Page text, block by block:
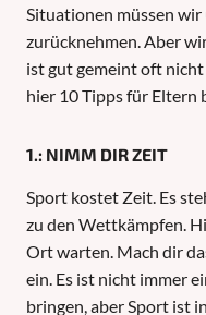
Situationen müssen wir
zurücknehmen. Aber
ist gut gemeint oft
hier 10 Tipps für Eltern
1.: NIMM DIR ZEIT
Sport kostet Zeit. Es
zu den Wettkämpfen.
Ort warten. Mach dir
ein. Es ist nicht immer
bringen, aber Sport ist